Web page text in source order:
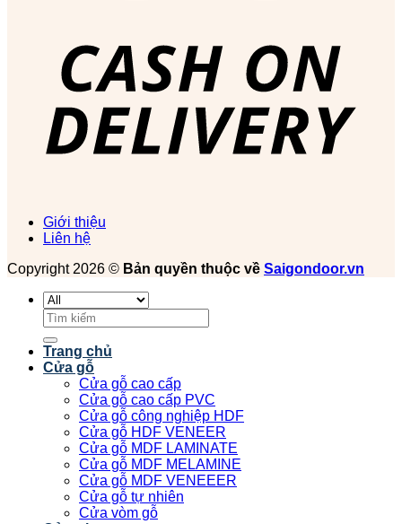
Giới thiệu
Liên hệ
Copyright 2026 © Bản quyền thuộc về Saigondoor.vn
Tìm
kiếm:
Trang chủ
Cửa gỗ
Cửa gỗ cao cấp
Cửa gỗ cao cấp PVC
Cửa gỗ công nghiệp HDF
Cửa gỗ HDF VENEER
Cửa gỗ MDF LAMINATE
Cửa gỗ MDF MELAMINE
Cửa gỗ MDF VENEEER
Cửa gỗ tự nhiên
Cửa vòm gỗ